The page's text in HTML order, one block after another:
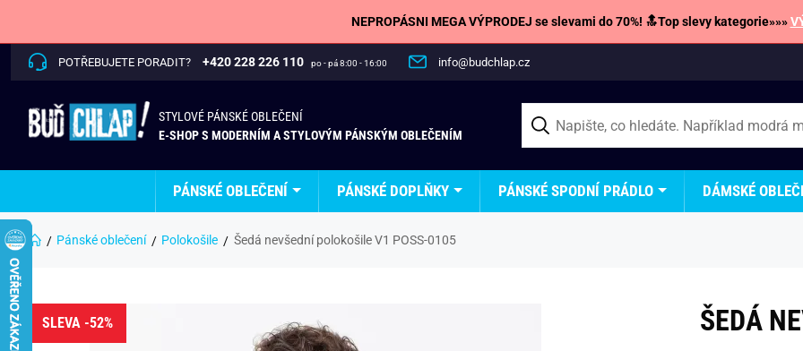
NEPROPÁSNI MEGA VÝPRODEJ se slevami do 70%! 🔝Top slevy kategorie»»»
POTŘEBUJETE PORADIT? +420 228 226 110 po - pá 8:00 - 16:00 info@budchlap.cz
STYLOVÉ PÁNSKÉ OBLEČENÍ
E-SHOP S MODERNÍM A STYLOVÝM PÁNSKÝM OBLEČENÍM
PÁNSKÉ OBLEČENÍ PÁNSKÉ DOPLŇKY PÁNSKÉ SPODNÍ PRÁDLO DÁMSKÉ
Pánské oblečení Polokošile Šedá nevšední polokošile V1 POSS-0105
SLEVA -52%
ŠEDÁ